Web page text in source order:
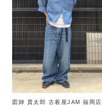
図師 貫太郎 古着屋JAM 福岡店